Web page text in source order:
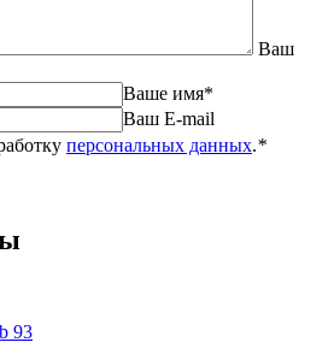
Ваш
Ваше имя*
Ваш E-mail
персональных данных.*
93